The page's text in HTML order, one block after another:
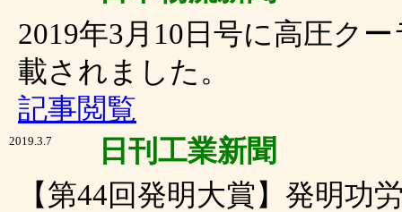
2019年3月10日号に高圧ク
載されました。
記事閲覧
2019.3.7
日刊工業新聞
【第44回発明大賞】発明功